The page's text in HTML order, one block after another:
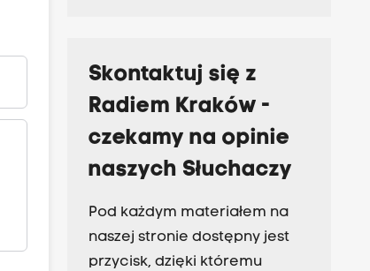
Skontaktuj się z
Radiem Kraków -
czekamy na opinie
naszych Słuchaczy
Pod każdym materiałem na
naszej stronie dostępny jest
przycisk, dzięki któremu